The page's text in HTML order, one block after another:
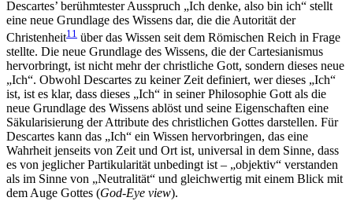
Descartes’ berühmtester Ausspruch „Ich denke, also bin ich“ stellt
eine neue Grundlage des Wissens dar, die die Autorität der
Christenheit11 über das Wissen seit dem Römischen Reich in Frage
stellte. Die neue Grundlage des Wissens, die der Cartesianismus
hervorbringt, ist nicht mehr der christliche Gott, sondern dieses neue
„Ich“. Obwohl Descartes zu keiner Zeit definiert, wer dieses „Ich“
ist, ist es klar, dass dieses „Ich“ in seiner Philosophie Gott als die
neue Grundlage des Wissens ablöst und seine Eigenschaften eine
Säkularisierung der Attribute des christlichen Gottes darstellen. Für
Descartes kann das „Ich“ ein Wissen hervorbringen, das eine
Wahrheit jenseits von Zeit und Ort ist, universal in dem Sinne, dass
es von jeglicher Partikularität unbedingt ist – „objektiv“ verstanden
als im Sinne von „Neutralität“ und gleichwertig mit einem Blick mit
dem Auge Gottes (God-Eye view).